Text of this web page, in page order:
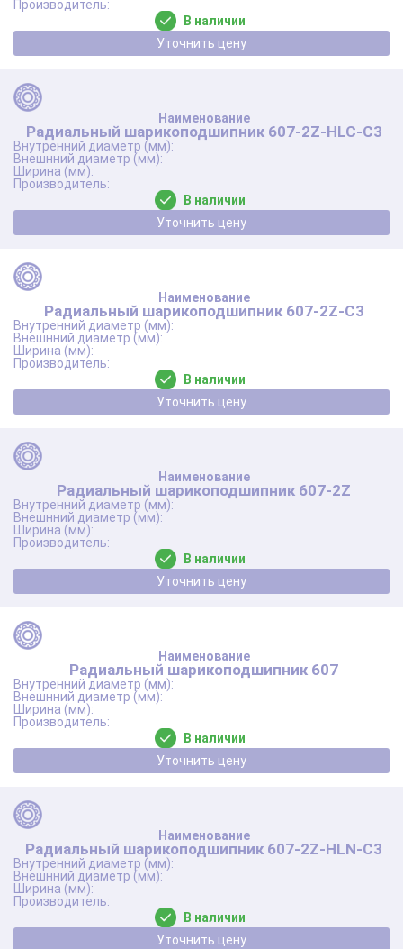
В наличии
Уточнить цену
Радиальный шарикоподшипник 607-2Z-HLC-C3
В наличии
Уточнить цену
Радиальный шарикоподшипник 607-2Z-C3
В наличии
Уточнить цену
Радиальный шарикоподшипник 607-2Z
В наличии
Уточнить цену
Радиальный шарикоподшипник 607
В наличии
Уточнить цену
Радиальный шарикоподшипник 607-2Z-HLN-C3
В наличии
Уточнить цену